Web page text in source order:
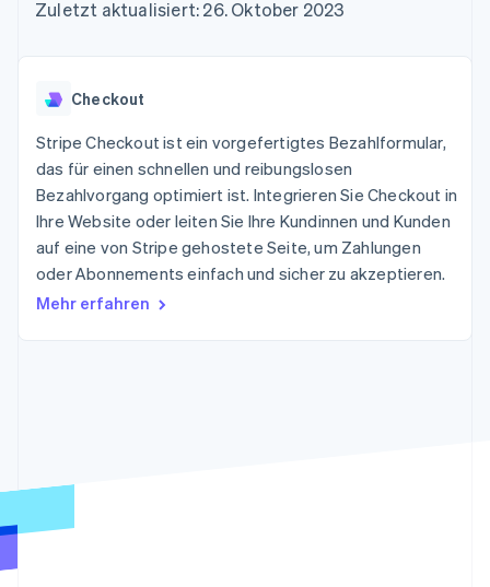
Authorization
Optimierung der
Autorisierungsraten
Link
Beschleunigter
Bezahlvorgang
Financial
Connections
Finanzdaten
Data Pipeline
Atlas
Geldmanagement
SaaS
Nach Branche
KI-Unternehmen
Creator Economy
Gaming
Bewirtung, Reisen und
Freizeit
Medien und
Gemeinnützige
Marktplatz auf
Abonnementverwaltung
Abrechnung um
Stablecoin-gestützte
Karten ausgeben: So
geht´s
Bereitstellung und
Verwaltung von
Diensten mit Agenten
Ressourcen
Kontakt
kontaktieren
Partner werden
Zuletzt aktualisiert: 26. Oktober 2023
Checkout
Stripe Checkout ist ein vorgefertigtes Bezahlformular,
das für einen schnellen und reibungslosen
Bezahlvorgang optimiert ist. Integrieren Sie Checkout in
Ihre Website oder leiten Sie Ihre Kundinnen und Kunden
auf eine von Stripe gehostete Seite, um Zahlungen
oder Abonnements einfach und sicher zu akzeptieren.
Mehr erfahren